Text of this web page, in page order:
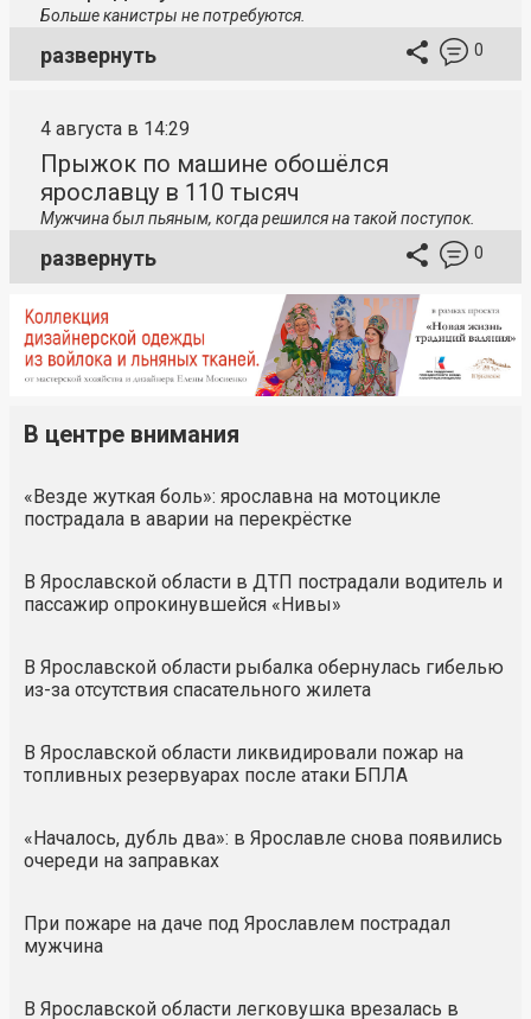
Больше канистры не потребуются.
развернуть 0
4 августа в 14:29
Прыжок по машине обошёлся
ярославцу в 110 тысяч
Мужчина был пьяным, когда решился на такой поступок.
развернуть 0
В центре внимания
«Везде жуткая боль»: ярославна на мотоцикле
пострадала в аварии на перекрёстке
В Ярославской области в ДТП пострадали водитель и
пассажир опрокинувшейся «Нивы»
В Ярославской области рыбалка обернулась гибелью
из-за отсутствия спасательного жилета
В Ярославской области ликвидировали пожар на
топливных резервуарах после атаки БПЛА
«Началось, дубль два»: в Ярославле снова появились
очереди на заправках
При пожаре на даче под Ярославлем пострадал
мужчина
В Ярославской области легковушка врезалась в